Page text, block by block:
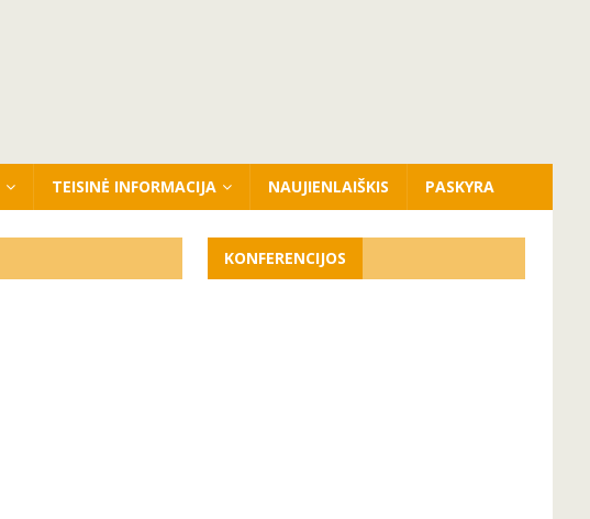
TEISINĖ INFORMACIJA NAUJIENLAIŠKIS PASKYRA
KONFERENCIJOS